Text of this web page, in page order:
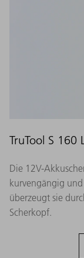
TruTool S 160
Die 12V-
kurvengängig
überzeugt sie
Scherkopf.